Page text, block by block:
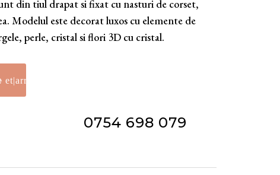
din tiul drapat si fixat cu nasturi de corset,
Modelul este decorat luxos cu elemente de
perle, cristal si flori 3D cu cristal.
0754 698 079